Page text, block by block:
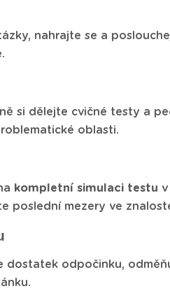
nahrajte se a
si dělejte cvičné testy a
oblasti.
kompletní simulaci testu
poslední mezery ve
dostatek odpočinku,